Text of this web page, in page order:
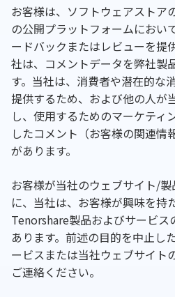
お客様は、ソフトウェアストア
の公開プラットフォームにおい
ードバックまたはレビューを提
社は、コメントデータを弊社製
す。当社は、消費者や潜在的な
提供するため、および他の人が
し、使用するためのマーケティ
したコメント（お客様の関連情
があります。
お客様が当社のウェブサイト/
に、当社は、お客様が興味を持
Tenorshare製品およびサービス
あります。前述の目的を中止し
ービスまたは当社ウェブサイト
ご連絡ください。